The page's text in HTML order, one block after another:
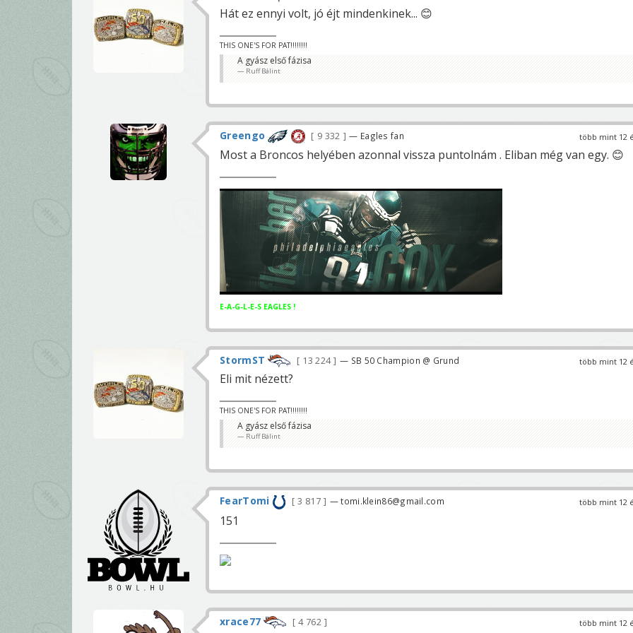
Hát ez ennyi volt, jó éjt mindenkinek... 😊
THIS ONE'S FOR PAT!!!!!!!!
A gyász első fázisa
Ruff Bálint
több mint 12
Greengo 9 332 — Eagles fan
Most a Broncos helyében azonnal vissza puntolnám . Eliban még van egy. 😊
E-A-G-L-E-S EAGLES !
több mint 12
StormST 13 224 — SB 50 Champion @ Grund
Eli mit nézett?
THIS ONE'S FOR PAT!!!!!!!!
A gyász első fázisa
Ruff Bálint
több mint 12
FearTomi 3 817 — tomi.klein86@gmail.com
151
több mint 12
xrace77 4 762